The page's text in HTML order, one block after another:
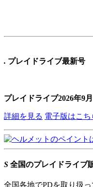
. プレイドライブ最新号
プレイドライブ2026年9
詳細を見る 電子版はこち
S 全国のプレイドライブ
全国各地でPDを取り扱